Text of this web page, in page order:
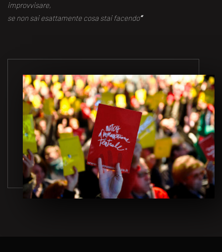
improvvisare,
se non sai esattamente cosa stai facendo“